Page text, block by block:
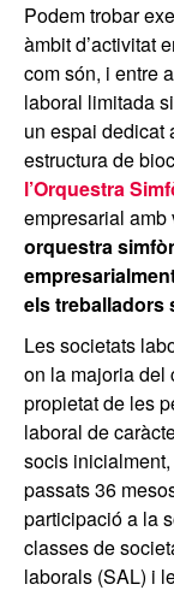
Podem trobar
àmbit d’activitat
com són, i entre
laboral limitada
un espai dedicat
estructura de
l’Orquestra
empresarial
orquestra
els treballadors
Les societats
on la majoria del
propietat de les
laboral de
socis
passats 36
participació a la
classes de
laborals (SAL) i